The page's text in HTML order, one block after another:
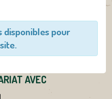
disponibles pour
AVEC